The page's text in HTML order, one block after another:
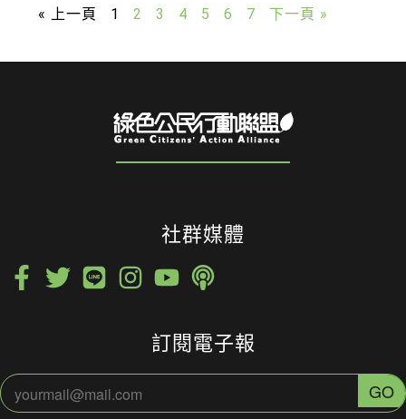
« 上一頁 1 2 3 4 5 6 7 下一頁 »
社群媒體
訂閱電子報